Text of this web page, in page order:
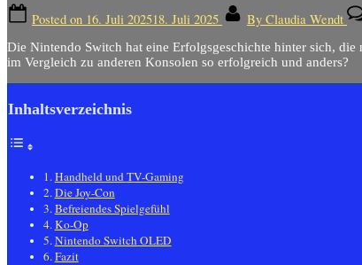
Posted on 16. Juli 202518. Juli 2025 By Claudia Wendt
Die Nintendo Switch hat eine Erfolgsgeschichte hinter sich,
im Vergleich zu anderen Konsolen so erfolgreich und anders?
Inhaltsverzeichnis
Handheld und TV-Gaming
Die Joy-Con
Befreiendes Spielgefühl
Ko-Op
Nintendo Switch OLED
Fazit